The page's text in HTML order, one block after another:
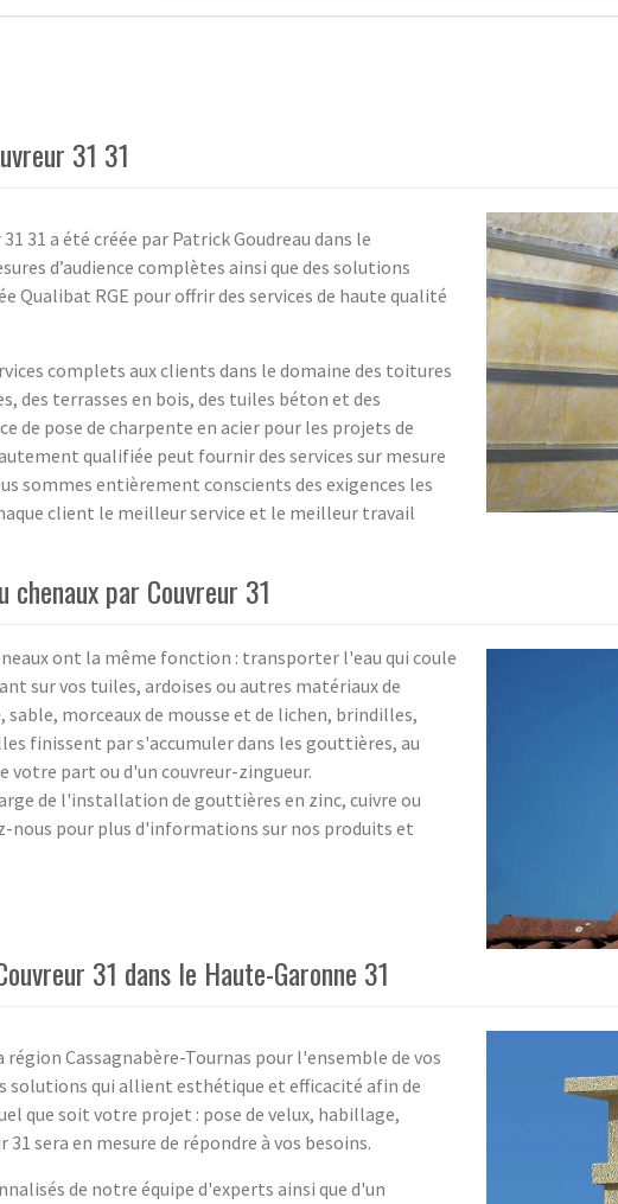
31 31
31 a été créée par Patrick Goudreau dans le
d’audience complètes ainsi que des solutions
RGE pour offrir des services de haute qualité
complets aux clients dans le domaine des toitures
des terrasses en bois, des tuiles béton et des
de pose de charpente en acier pour les projets de
qualifiée peut fournir des services sur mesure
sommes entièrement conscients des exigences les
client le meilleur service et le meilleur travail
par Couvreur 31
ont la même fonction : transporter l'eau qui coule
sur vos tuiles, ardoises ou autres matériaux de
morceaux de mousse et de lichen, brindilles,
finissent par s'accumuler dans les gouttières, au
votre part ou d'un couvreur-zingueur.
de l'installation de gouttières en zinc, cuivre ou
nous pour plus d'informations sur nos produits et
31 dans le Haute-Garonne 31
région Cassagnabère-Tournas pour l'ensemble de vos
solutions qui allient esthétique et efficacité afin de
que soit votre projet : pose de velux, habillage,
sera en mesure de répondre à vos besoins.
de notre équipe d'experts ainsi que d'un